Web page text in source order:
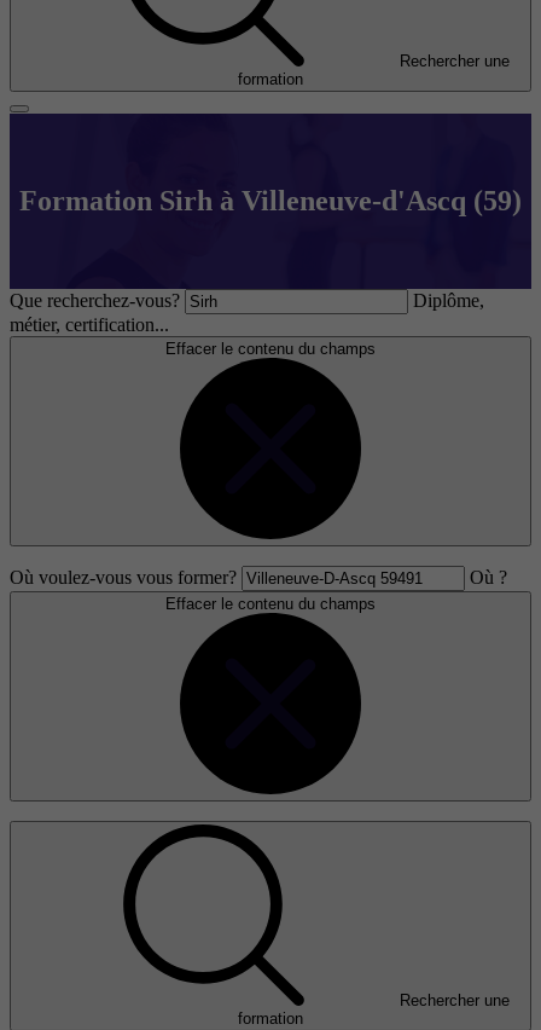
Rechercher une
formation
Formation Sirh à Villeneuve-d'Ascq (59)
Que recherchez-vous?
Diplôme,
métier, certification...
Effacer le contenu du champs
Où voulez-vous vous former? Où ?
Effacer le contenu du champs
Rechercher une
formation